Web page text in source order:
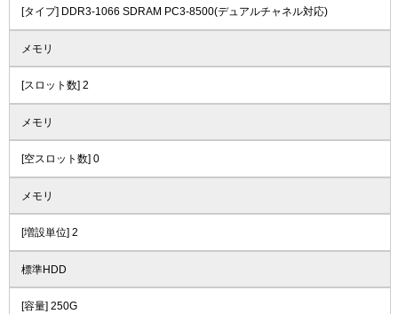
[タイプ] DDR3-1066 SDRAM PC3-8500(デュアルチャネル対応)
メモリ
[スロット数] 2
メモリ
[空スロット数] 0
メモリ
[増設単位] 2
標準HDD
[容量] 250G